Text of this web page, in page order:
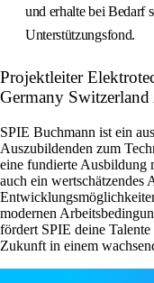
und erhalte bei Bedarf
Unterstützungsfond.
Projektleiter
Germany
SPIE Buchmann ist ein
Auszubildenden zum
eine fundierte Ausbildung
auch ein wertschätzendes
modernen
fördert SPIE deine
Zukunft in einem